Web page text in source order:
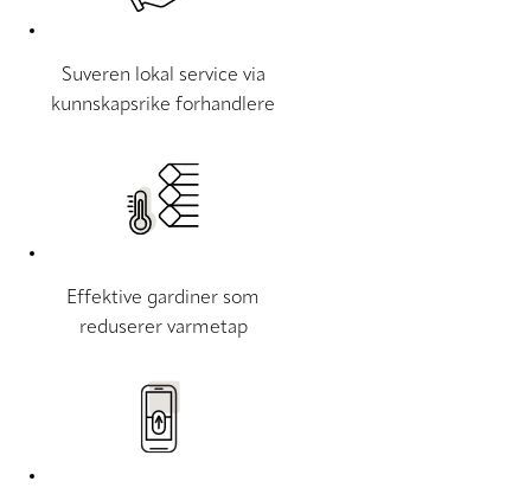
Suveren lokal service via
kunnskapsrike forhandlere
Effektive gardiner som
reduserer varmetap